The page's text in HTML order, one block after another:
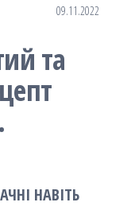
09.11.2022
та
НАВІТЬ